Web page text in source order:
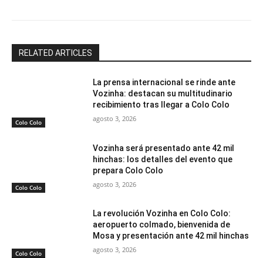
RELATED ARTICLES
Colo Colo
La prensa internacional se rinde ante
Vozinha: destacan su multitudinario
recibimiento tras llegar a Colo Colo
agosto 3, 2026
Colo Colo
Vozinha será presentado ante 42 mil
hinchas: los detalles del evento que
prepara Colo Colo
agosto 3, 2026
Colo Colo
La revolución Vozinha en Colo Colo:
aeropuerto colmado, bienvenida de
Mosa y presentación ante 42 mil hinchas
agosto 3, 2026